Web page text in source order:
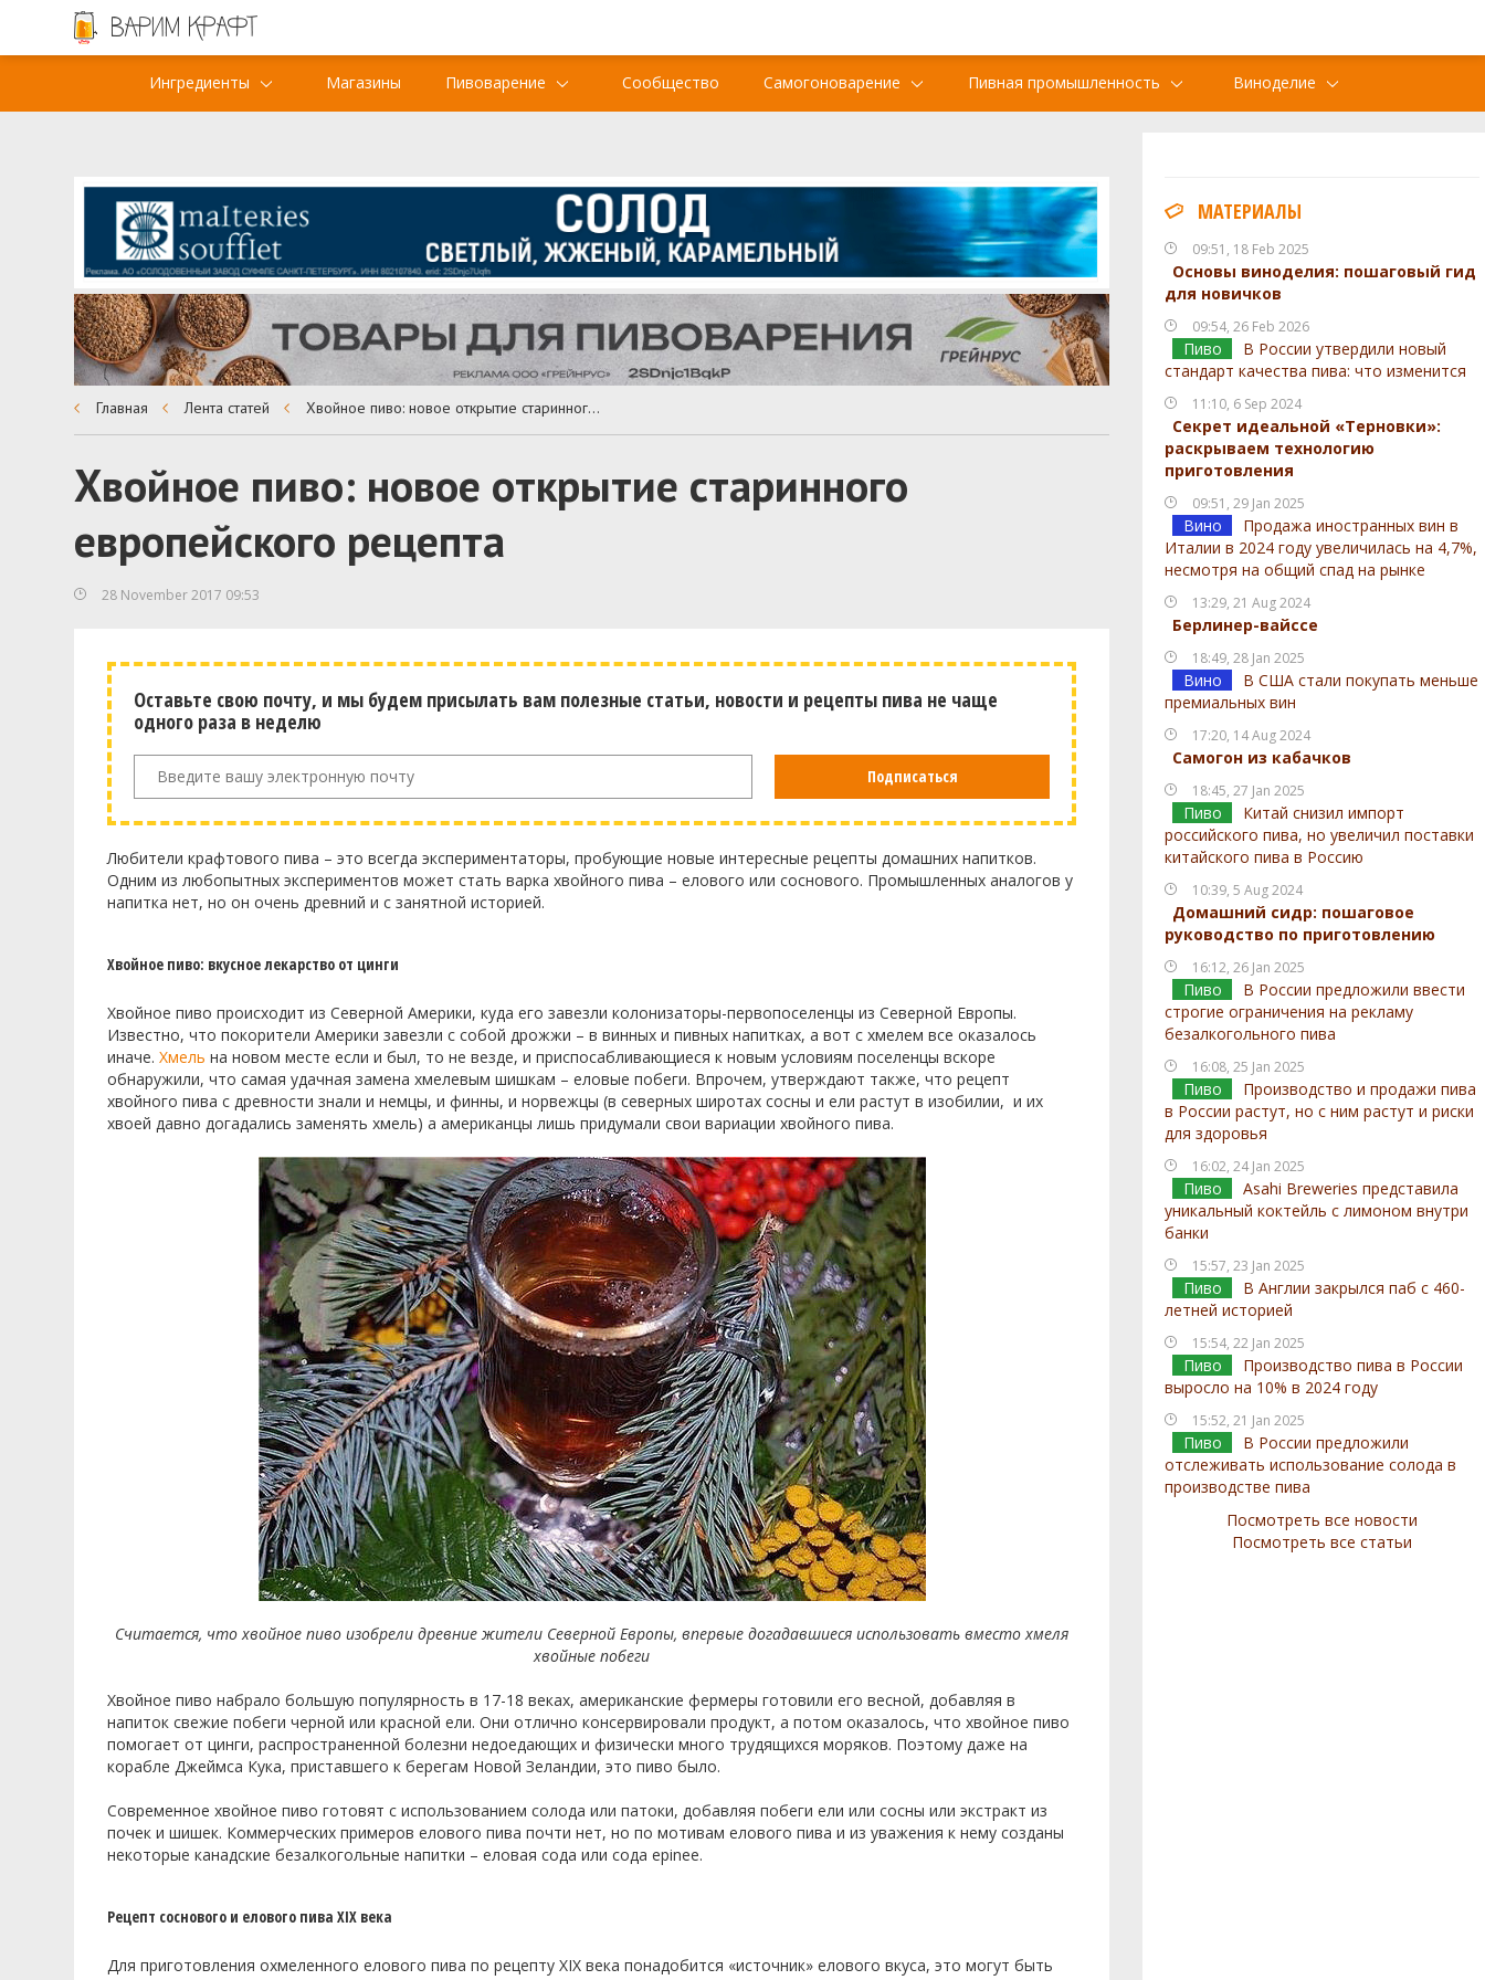
Ингредиенты Магазины Пивоварение Сообщество Самогоноварение Пивная промышленность Виноделие
МАТЕРИАЛЫ
09:51, 18 Feb 2025
Основы виноделия: пошаговый гид
для новичков
09:54, 26 Feb 2026
Пиво
В России утвердили новый
стандарт качества пива: что изменится
11:10, 6 Sep 2024
Секрет идеальной «Терновки»:
раскрываем технологию
приготовления
09:51, 29 Jan 2025
Вино
Продажа иностранных вин в
Италии в 2024 году увеличилась на 4,7%,
несмотря на общий спад на рынке
13:29, 21 Aug 2024
Берлинер-вайссе
18:49, 28 Jan 2025
Вино
В США стали покупать меньше
премиальных вин
17:20, 14 Aug 2024
Самогон из кабачков
18:45, 27 Jan 2025
Пиво
Китай снизил импорт
российского пива, но увеличил поставки
китайского пива в Россию
10:39, 5 Aug 2024
Домашний сидр: пошаговое
руководство по приготовлению
16:12, 26 Jan 2025
Пиво
В России предложили ввести
строгие ограничения на рекламу
безалкогольного пива
16:08, 25 Jan 2025
Пиво
Производство и продажи пива
в России растут, но с ним растут и риски
для здоровья
16:02, 24 Jan 2025
Пиво
Asahi Breweries представила
уникальный коктейль с лимоном внутри
банки
15:57, 23 Jan 2025
Пиво
В Англии закрылся паб с 460-
летней историей
15:54, 22 Jan 2025
Пиво
Производство пива в России
выросло на 10% в 2024 году
15:52, 21 Jan 2025
Пиво
В России предложили
отслеживать использование солода в
производстве пива
Посмотреть все новости
Посмотреть все статьи
Главная Лента статей Хвойное пиво: новое открытие старинного европейского рецепта
Хвойное пиво: новое открытие старинного
европейского рецепта
28 November 2017 09:53
Оставьте свою почту, и мы будем присылать вам полезные статьи, новости и рецепты пива не чаще
одного раза в неделю
Подписаться
Любители крафтового пива – это всегда экспериментаторы, пробующие новые интересные рецепты домашних напитков.
Одним из любопытных экспериментов может стать варка хвойного пива – елового или соснового. Промышленных аналогов у
напитка нет, но он очень древний и с занятной историей.
Хвойное пиво: вкусное лекарство от цинги
Хвойное пиво происходит из Северной Америки, куда его завезли колонизаторы-первопоселенцы из Северной Европы.
Известно, что покорители Америки завезли с собой дрожжи – в винных и пивных напитках, а вот с хмелем все оказалось
иначе.Хмель на новом месте если и был, то не везде, и приспосабливающиеся к новым условиям поселенцы вскоре
обнаружили, что самая удачная замена хмелевым шишкам – еловые побеги. Впрочем, утверждают также, что рецепт
хвойного пива с древности знали и немцы, и финны, и норвежцы (в северных широтах сосны и ели растут в изобилии, и их
хвоей давно догадались заменять хмель) а американцы лишь придумали свои вариации хвойного пива.
Считается, что хвойное пиво изобрели древние жители Северной Европы, впервые догадавшиеся использовать вместо хмеля
хвойные побеги
Хвойное пиво набрало большую популярность в 17-18 веках, американские фермеры готовили его весной, добавляя в
напиток свежие побеги черной или красной ели. Они отлично консервировали продукт, а потом оказалось, что хвойное пиво
помогает от цинги, распространенной болезни недоедающих и физически много трудящихся моряков. Поэтому даже на
корабле Джеймса Кука, приставшего к берегам Новой Зеландии, это пиво было.
Современное хвойное пиво готовят с использованием солода или патоки, добавляя побеги ели или сосны или экстракт из
почек и шишек. Коммерческих примеров елового пива почти нет, но по мотивам елового пива и из уважения к нему созданы
некоторые канадские безалкогольные напитки – еловая сода или сода epinee.
Рецепт соснового и елового пива XIX века
Для приготовления охмеленного елового пива по рецепту XIX века понадобится «источник» елового вкуса, это могут быть